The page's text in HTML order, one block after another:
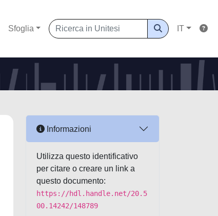
Sfoglia IT
Informazioni
Utilizza questo identificativo
per citare o creare un link a
questo documento:
https://hdl.handle.net/20.5
00.14242/148789